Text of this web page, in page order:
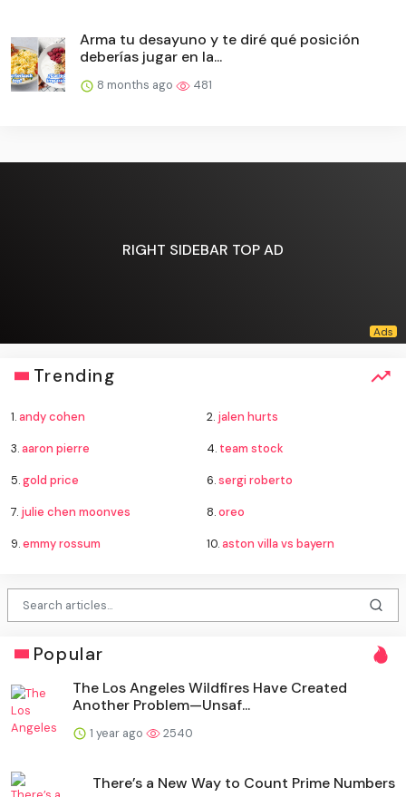
Arma tu desayuno y te diré qué posición
deberías jugar en la...
8 months ago 481
RIGHT SIDEBAR TOP AD
Trending
1.andy cohen 2. jalen hurts
3.aaron pierre 4. team stock
5.gold price 6.sergi roberto
7. julie chen moonves 8.oreo
9.emmy rossum 10.aston villa vs bayern
Popular
The Los Angeles Wildfires Have Created
Another Problem—Unsaf...
1 year ago 2540
There’s a New Way to Count Prime Numbers